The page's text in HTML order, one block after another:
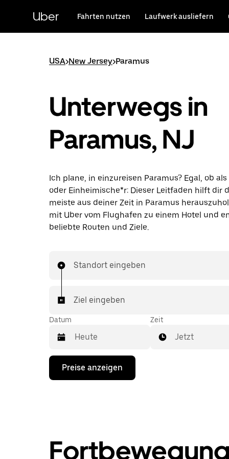
HauptinhaltUber Fahrten nutzen Laufwerk ausliefern
USA>New Jersey>Paramus
Unterwegs in
Paramus, NJ
Ich plane, in einzureisen Paramus? Egal, ob
oder Einheimische*r: Dieser Leitfaden hilft dir
meiste aus deiner Zeit in Paramus
mit Uber vom Flughafen zu einem Hotel und
beliebte Routen und Ziele.
Standort eingeben
Ziel eingeben
Datum
Drücke
Nach-
zu
interagieren
Zeit
Jetzt
Preise anzeigen